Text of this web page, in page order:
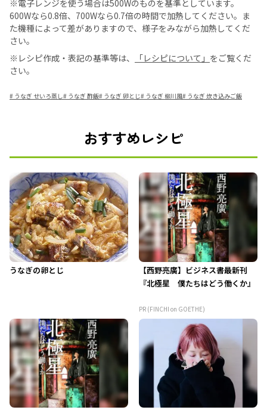
※電子レンジを使う場合は500Wのものを基準としています。
600Wなら0.8倍、700Wなら0.7倍の時間で加熱してください。ま
た機種によって差がありますので、様子をみながら加熱してくだ
さい。
※レシピ作成・表記の基準等は、
「レシピについて」 をご覧くだ
さい。
# うなぎ せいろ蒸し# うなぎ 酢飯# うなぎ 卵とじ# うなぎ 柳川風# うなぎ 炊き込みご飯
おすすめレシピ
うなぎの卵とじ
【西野亮廣】ビジネス書最新刊
『北極星 僕たちはどう働くか』
PR (FINCHI on GOETHE)